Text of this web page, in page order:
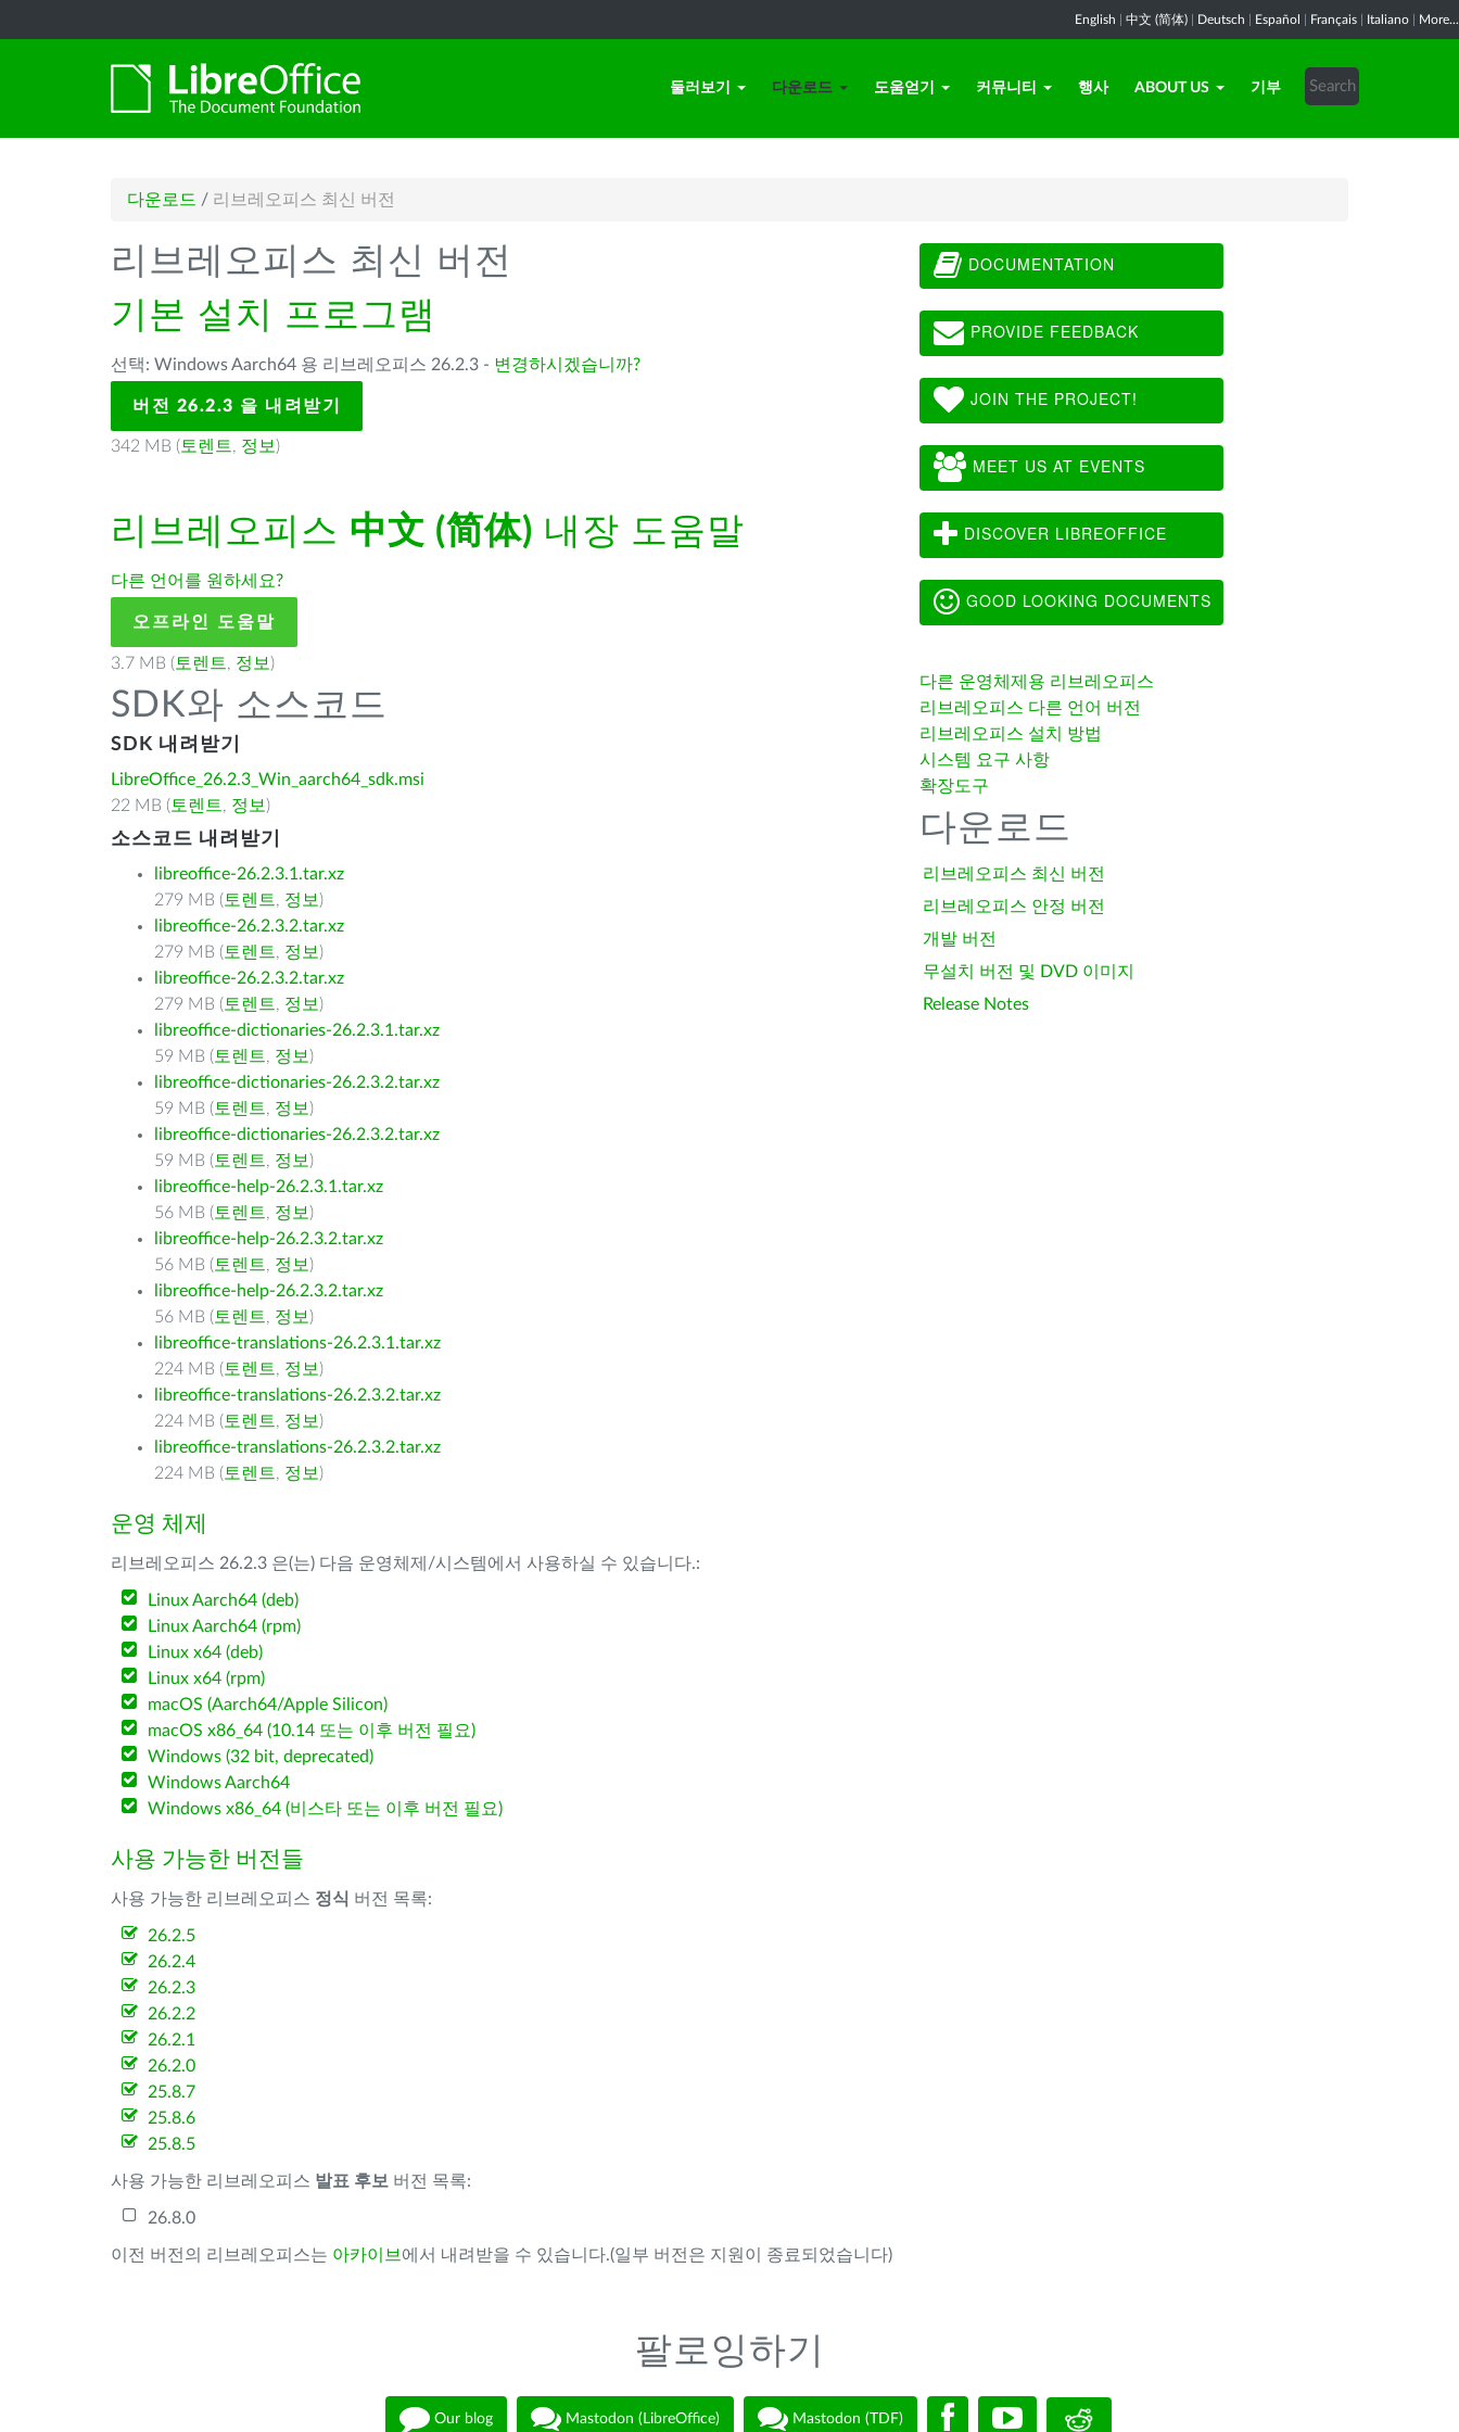
English 中文 (简体) Deutsch Español Français Italiano More...
둘러보기 다운로드 도움얻기 커뮤니티 행사 ABOUT US 기부
다운로드 / 리브레오피스 최신 버전
리브레오피스 최신 버전
기본 설치 프로그램
선택: Windows Aarch64 용 리브레오피스 26.2.3 - 변경하시겠습니까?
버전 26.2.3 을 내려받기
342 MB ( 토렌트, 정보 )
리브레오피스 中文 (简体) 내장 도움말
다른 언어를 원하세요?
오프라인 도움말
3.7 MB ( 토렌트, 정보 )
SDK와 소스코드
SDK 내려받기
LibreOffice_26.2.3_Win_aarch64_sdk.msi
22 MB ( 토렌트, 정보 )
소스코드 내려받기
libreoffice-26.2.3.1.tar.xz
279 MB ( 토렌트, 정보 )
libreoffice-26.2.3.2.tar.xz
279 MB ( 토렌트, 정보 )
libreoffice-26.2.3.2.tar.xz
279 MB ( 토렌트, 정보 )
libreoffice-dictionaries-26.2.3.1.tar.xz
59 MB ( 토렌트, 정보 )
libreoffice-dictionaries-26.2.3.2.tar.xz
59 MB ( 토렌트, 정보 )
libreoffice-dictionaries-26.2.3.2.tar.xz
59 MB ( 토렌트, 정보 )
libreoffice-help-26.2.3.1.tar.xz
56 MB ( 토렌트, 정보 )
libreoffice-help-26.2.3.2.tar.xz
56 MB ( 토렌트, 정보 )
libreoffice-help-26.2.3.2.tar.xz
56 MB ( 토렌트, 정보 )
libreoffice-translations-26.2.3.1.tar.xz
224 MB ( 토렌트, 정보 )
libreoffice-translations-26.2.3.2.tar.xz
224 MB ( 토렌트, 정보 )
libreoffice-translations-26.2.3.2.tar.xz
224 MB ( 토렌트, 정보 )
운영 체제
리브레오피스 26.2.3 은(는) 다음 운영체제/시스템에서 사용하실 수 있습니다.:
Linux Aarch64 (deb)
Linux Aarch64 (rpm)
Linux x64 (deb)
Linux x64 (rpm)
macOS (Aarch64/Apple Silicon)
macOS x86_64 (10.14 또는 이후 버전 필요)
Windows (32 bit, deprecated)
Windows Aarch64
Windows x86_64 (비스타 또는 이후 버전 필요)
사용 가능한 버전들
사용 가능한 리브레오피스 정식 버전 목록:
26.2.5
26.2.4
26.2.3
26.2.2
26.2.1
26.2.0
25.8.7
25.8.6
25.8.5
사용 가능한 리브레오피스 발표 후보 버전 목록:
26.8.0
이전 버전의 리브레오피스는 아카이브 에서 내려받을 수 있습니다.(일부 버전은 지원이 종료되었습니다)
DOCUMENTATION
PROVIDE FEEDBACK
JOIN THE PROJECT!
MEET US AT EVENTS
DISCOVER LIBREOFFICE
GOOD LOOKING DOCUMENTS
다른 운영체제용 리브레오피스
리브레오피스 다른 언어 버전
리브레오피스 설치 방법
시스템 요구 사항
확장도구
다운로드
리브레오피스 최신 버전
리브레오피스 안정 버전
개발 버전
무설치 버전 및 DVD 이미지
Release Notes
팔로잉하기
Our blog Mastodon (LibreOffice) Mastodon (TDF)